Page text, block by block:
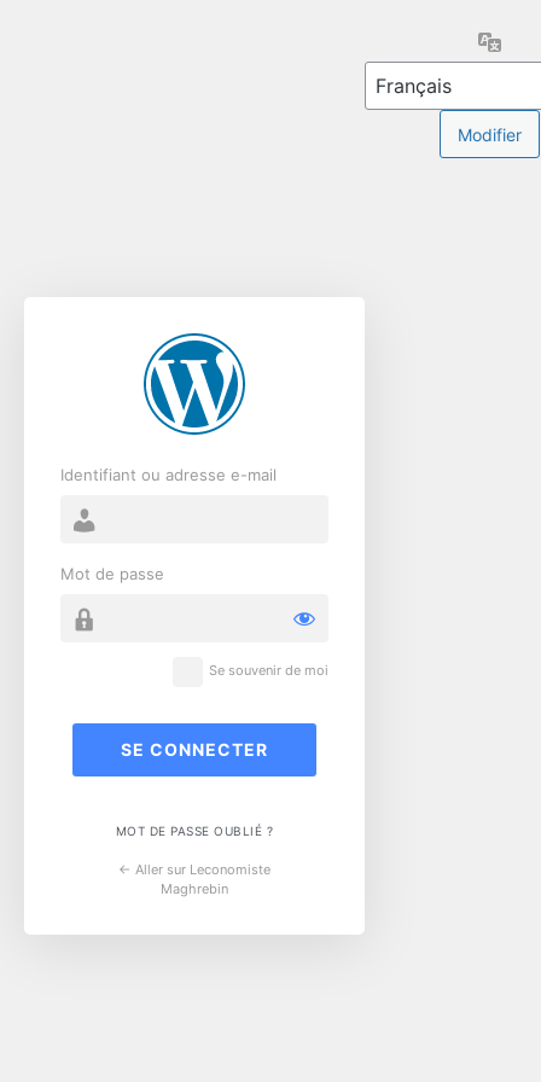
Identifiant ou adresse e-mail
Mot de passe
Se souvenir de moi
MOT DE PASSE OUBLIÉ ?
← Aller sur Leconomiste
Maghrebin